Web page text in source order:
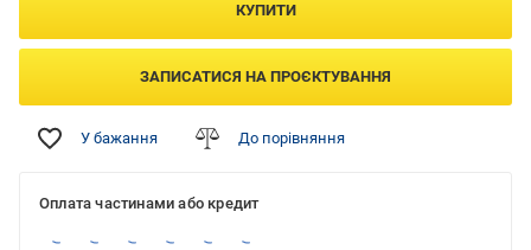
КУПИТИ
ЗАПИСАТИСЯ НА ПРОЄКТУВАННЯ
У бажання До порівняння
Оплата частинами або кредит